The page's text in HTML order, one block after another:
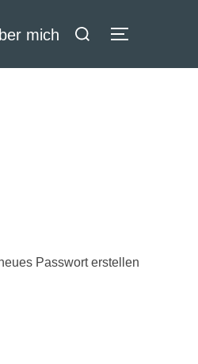
mich
Suchen
Passwort erstellen